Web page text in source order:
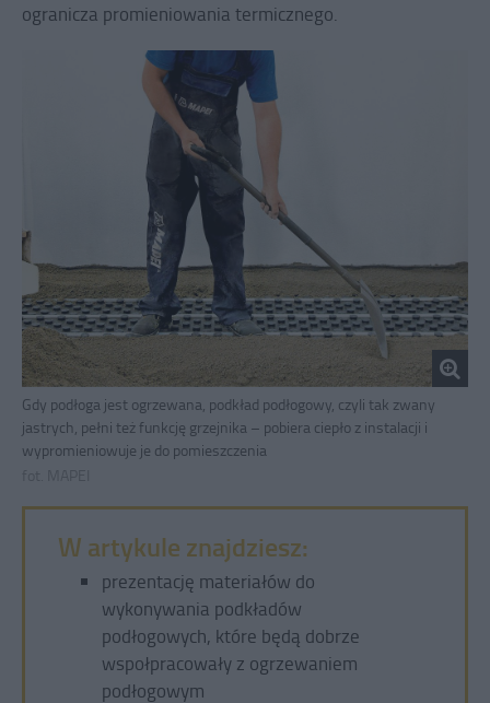
ogranicza promieniowania termicznego.
Gdy podłoga jest ogrzewana, podkład podłogowy, czyli tak zwany
jastrych, pełni też funkcję grzejnika – pobiera ciepło z instalacji i
wypromieniowuje je do pomieszczenia
W artykule znajdziesz:
prezentację materiałów do
wykonywania podkładów
podłogowych, które będą dobrze
wspołpracowały z ogrzewaniem
podłogowym